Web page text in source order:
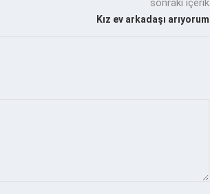
sonraki içerik
Kız ev arkadaşı arıyorum